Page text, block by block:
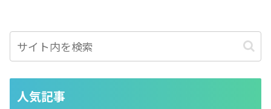
人気記事